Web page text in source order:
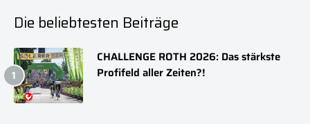
Die beliebtesten Beiträge
CHALLENGE ROTH 2026: Das stärkste
Profifeld aller Zeiten?!